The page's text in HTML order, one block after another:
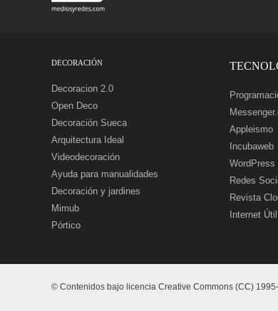
DECORACIÓN
Decoracion 2.0
Open Deco
Decoración Sueca
Arquitectura Ideal
Videodecoración
Ayuda para manualidades
Decoración y jardines
Mimub
Pórtico
Appleismo
Incubaweb
WordPress
Redes
Revista
Internet Útil
© Contenidos bajo licencia Creative Commons (CC)